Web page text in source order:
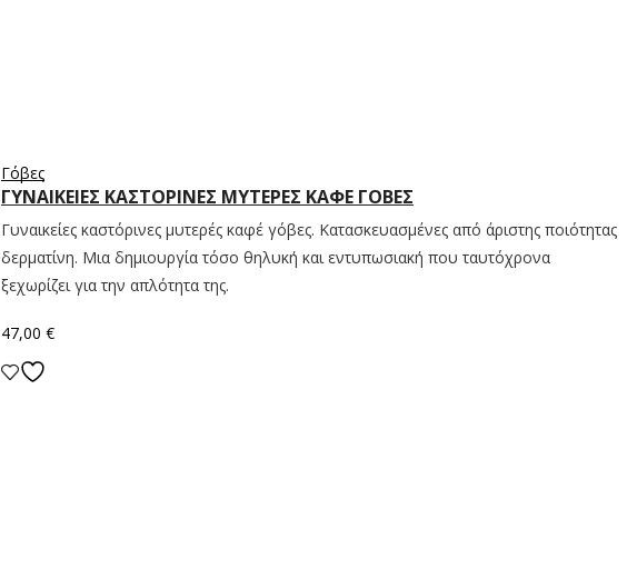
Γόβες
ΓΥΝΑΙΚΕΊΕΣ ΚΑΣΤΌΡΙΝΕΣ ΜΥΤΕΡΈΣ ΚΑΦΈ ΓΌΒΕΣ
Γυναικείες καστόρινες μυτερές καφέ γόβες. Κατασκευασμένες από άριστης ποιότητας
δερματίνη. Μια δημιουργία τόσο θηλυκή και εντυπωσιακή που ταυτόχρονα
ξεχωρίζει για την απλότητα της.
47,00 €
Επιλογή